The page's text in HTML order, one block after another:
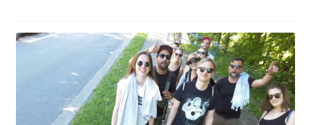
Aktiv werden